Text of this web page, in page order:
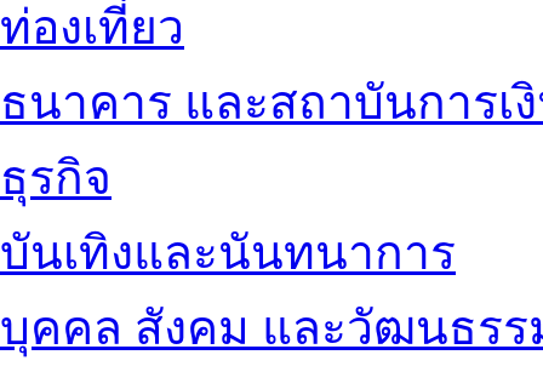
ท่องเที่ยว
ธนาคาร และสถาบันการเ
ธุรกิจ
บันเทิงและนันทนาการ
บุคคล สังคม และวัฒนธรร